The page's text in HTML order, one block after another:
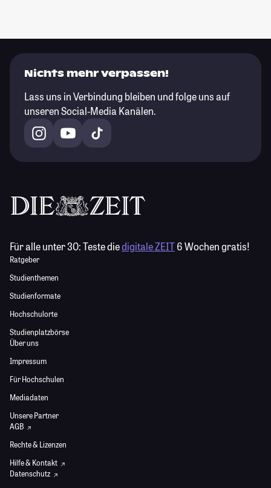
Nichts mehr verpassen!
Lass uns in Verbindung bleiben und folge uns auf
unseren Social-Media Kanälen.
Für alle unter 30:Teste diedigitale ZEIT6 Wochen gratis!
Ratgeber
Studienthemen
Studienformate
Hochschulorte
Studienplatzbörse
Über uns
Impressum
Für Hochschulen
Mediadaten
Unsere Partner
AGB
Rechte & Lizenzen
Hilfe & Kontakt
Datenschutz